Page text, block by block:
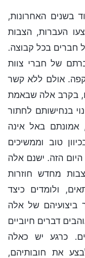
בשנים האחרונות,
העברות, הצבות
חברים בכל קבוצה.
של חברי צוות
אולם ללא קשר
בקרב אלה שבאמת
בנחישותם לחתור
אמונתם באל אינה
טוב וממשיכים
הזה. ישנם אלה
מחדש חוזרות
ולומדים כיצד
ביצועיהם של אלה
דברים חיוביים
כרגע יש כאלה
את חובותיהם,